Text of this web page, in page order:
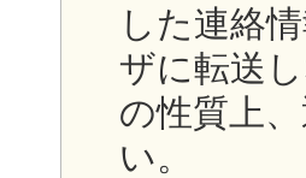
した連絡
ザに転送
の性質上
い。